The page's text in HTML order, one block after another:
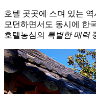
호텔 곳곳에 스며 있는
모던하면서도 동시에 한
호텔농심의 특별한 매력